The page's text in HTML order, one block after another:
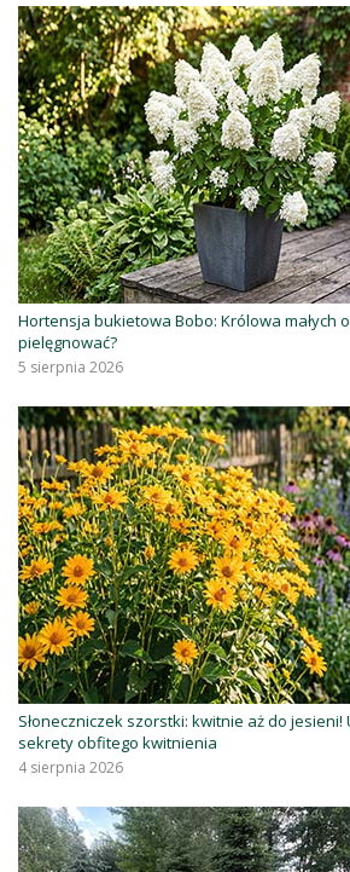
Hortensja bukietowa Bobo: Królowa małych
pielęgnować?
5 sierpnia 2026
Słoneczniczek szorstki: kwitnie aż do
sekrety obfitego kwitnienia
4 sierpnia 2026